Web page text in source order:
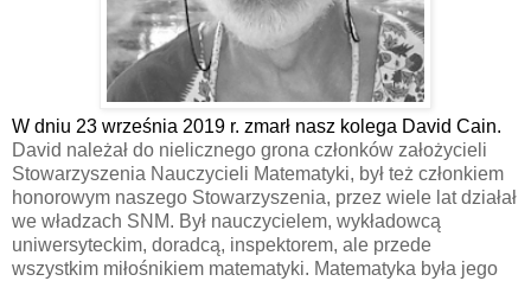
W dniu 23 września 2019 r. zmarł nasz kolega David Cain.
David należał do nielicznego grona członków założycieli
Stowarzyszenia Nauczycieli Matematyki, był też członkiem
honorowym naszego Stowarzyszenia, przez wiele lat działał
we władzach SNM. Był nauczycielem, wykładowcą
uniwersyteckim, doradcą, inspektorem, ale przede
wszystkim miłośnikiem matematyki. Matematyka była jego